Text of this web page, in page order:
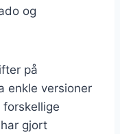
og
på
enkle versioner
gjort